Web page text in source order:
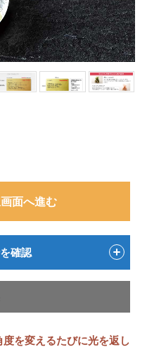
を変えるたびに光を返し
面へ進む
確認